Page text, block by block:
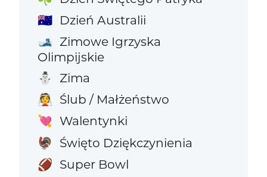
🇦🇺 Dzień Australii
🎿 Zimowe Igrzyska
Olimpijskie
⛄ Zima
👰 Ślub / Małżeństwo
💘 Walentynki
🦃 Święto Dziękczynienia
🏈 Super Bowl